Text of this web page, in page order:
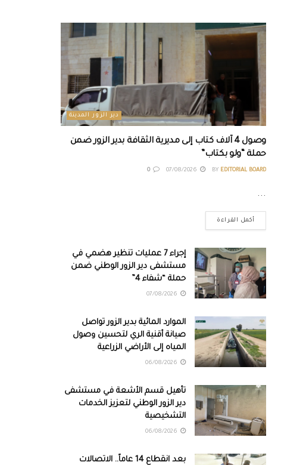
دير الزور المدينة
وصول 4 آلاف كتاب إلى مديرية الثقافة بدير الزور ضمن
حملة “ولو بكتاب”
BY EDITORIAL BOARD
0
...
أكمل القراءة
إجراء 7 عمليات تنظير هضمي في
مستشفى دير الزور الوطني ضمن
حملة “شفاء 4”
الموارد المائية بدير الزور تواصل
صيانة أقنية الري لتحسين وصول
المياه إلى الأراضي الزراعية
تأهيل قسم الأشعة في مستشفى
دير الزور الوطني لتعزيز الخدمات
التشخيصية
بعد انقطاع 14 عاماً.. الاتصالات